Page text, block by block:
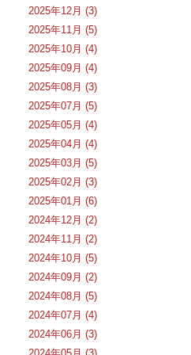
2025年12月 (3)
2025年11月 (5)
2025年10月 (4)
2025年09月 (4)
2025年08月 (3)
2025年07月 (5)
2025年05月 (4)
2025年04月 (4)
2025年03月 (5)
2025年02月 (3)
2025年01月 (6)
2024年12月 (2)
2024年11月 (2)
2024年10月 (5)
2024年09月 (2)
2024年08月 (5)
2024年07月 (4)
2024年06月 (3)